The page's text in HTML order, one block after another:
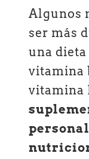
Algunos
ser más
una dieta
vitamina
vitamina